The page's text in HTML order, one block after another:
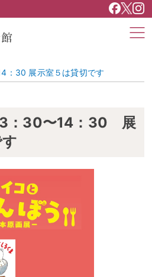
：30 展示室５は貸切です
：30〜14：30 展